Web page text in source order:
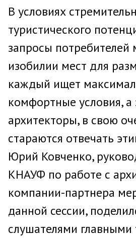
В условиях
туристического
запросы потребителей
изобилии мест для
каждый ищет
комфортные условия,
архитекторы, в свою
стараются отвечать
Юрий Ковченко,
КНАУФ по работе с
компании-партнера
данной сессии,
слушателями